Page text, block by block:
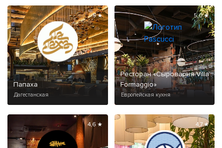
Папаха
Дагестанская
5 ★
Ресторан «Сыроварня Villa
Formaggio»
Европейская кухня
5,0 ★
4,6 ★ 4,7 ★